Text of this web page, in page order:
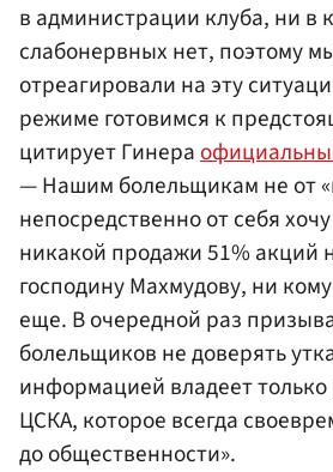
в администрации клуба, ни в
слабонервных нет, поэтому
отреагировали на эту
режиме готовимся к
цитирует Гинера
— Нашим болельщикам не от
непосредственно от себя
никакой продажи 51% акций
господину Махмудову, ни
еще. В очередной раз
болельщиков не доверять
информацией владеет
ЦСКА, которое всегда
до общественности».